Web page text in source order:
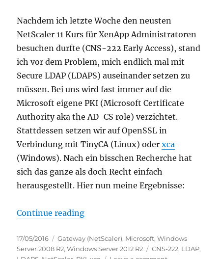
Nachdem ich letzte Woche den neusten
NetScaler 11 Kurs für XenApp Administratoren
besuchen durfte (CNS-222 Early Access), stand
ich vor dem Problem, mich endlich mal mit
Secure LDAP (LDAPS) auseinander setzen zu
müssen. Bei uns wird fast immer auf die
Microsoft eigene PKI (Microsoft Certificate
Authority aka the AD-CS role) verzichtet.
Stattdessen setzen wir auf OpenSSL in
Verbindung mit TinyCA (Linux) oderxca
(Windows). Nach ein bisschen Recherche hat
sich das ganze als doch Recht einfach
herausgestellt. Hier nun meine Ergebnisse:
Continue reading“HowTo: Enable LDAP over
Posted
on
17/05/2016 Categories
Gateway (NetScaler), Microsoft,Windows
Server 2008 R2,Windows Server 2012 R2 Tags
CNS-222, LDAP,